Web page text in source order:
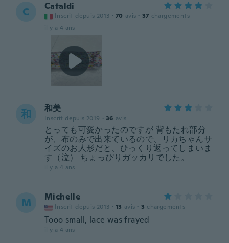
C Cataldi
Inscrit depuis 2013 · 70 avis · 37 chargements
il y a 4 ans
和 和美
Inscrit depuis 2019 · 36 avis
とっても可愛かったのですが 背もたれ部分
が、布のみで出来ているので、リカちゃんサ
イズのお人形だと、ひっくり返ってしまいま
す（泣） ちょっぴりガッカリでした。
il y a 4 ans
M Michelle
Inscrit depuis 2013 · 13 avis · 3 chargements
Tooo small, lace was frayed
il y a 4 ans